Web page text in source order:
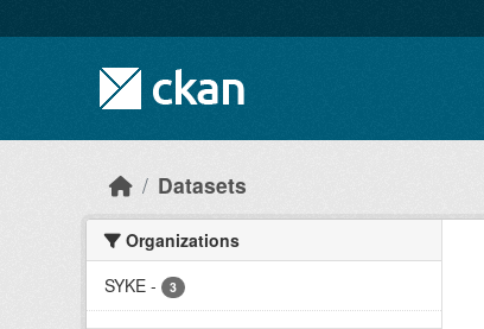
Datasets
Organizations
SYKE - 3